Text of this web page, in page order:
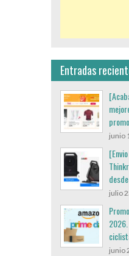
Entradas
junio
julio
junio